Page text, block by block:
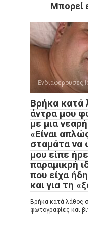
Μπορεί
Ενδιαφέρουσες
Βρήκα κατά
άντρα μου
με μια
«Είναι
σταμάτα να
μου είπε
παραμικρή
που είχα
και για τη
Βρήκα κατά λάθος
φωτογραφίες και